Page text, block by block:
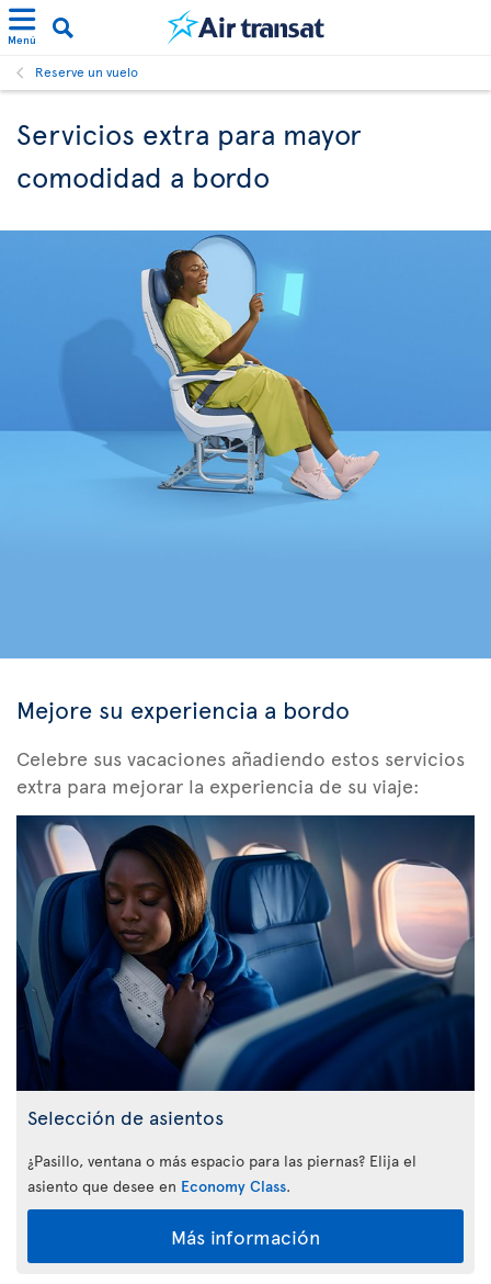
Menú
Reserve un vuelo
Servicios extra para mayor
comodidad a bordo
Mejore su experiencia a bordo
Celebre sus vacaciones añadiendo estos servicios
extra para mejorar la experiencia de su viaje:
Selección de asientos
¿Pasillo, ventana o más espacio para las piernas? Elija el
asiento que desee en Economy Class.
Más información